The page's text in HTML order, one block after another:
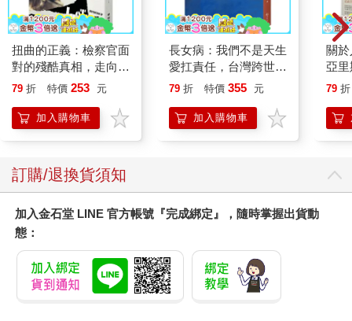
扭曲的正義：檢察官面
對的殘酷真相，走向崩
潰的檢警與媒體
79 折 特價 253 元
加入購物車
長女病：我們不是天生
愛扛責任，台灣跨世代
女兒的故事
79 折 特價 355 元
加入購物車
關
亞
定
思
【
79 折
訂購/退換貨須知
加入金石堂 LINE 官方帳號『完成綁定』，隨時掌握出貨動
態：